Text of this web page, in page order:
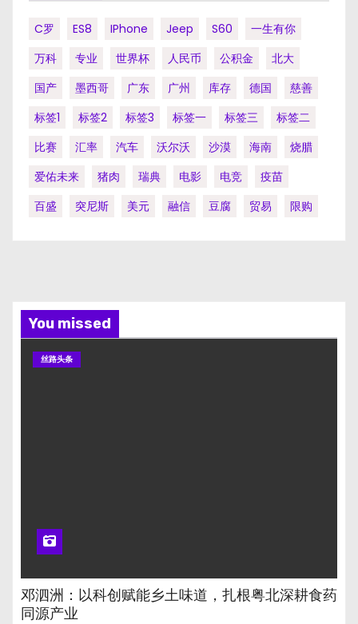
C罗 ES8 IPhone Jeep S60
一生有你
万科
专业 世界杯 人民币 公积金
北大
国产
墨西哥 广东 广州 库存 德国
慈善
标签1
标签2 标签3 标签一 标签三
标签二
比赛
汇率 汽车 沃尔沃 沙漠 海南
烧腊
爱佑未来
猪肉 瑞典 电影 电竞
疫苗
百盛
突尼斯 美元 融信 豆腐 贸易 限购
You missed
丝路头条
邓泗洲：以科创赋能乡土味道，扎根粤北深耕食药
同源产业